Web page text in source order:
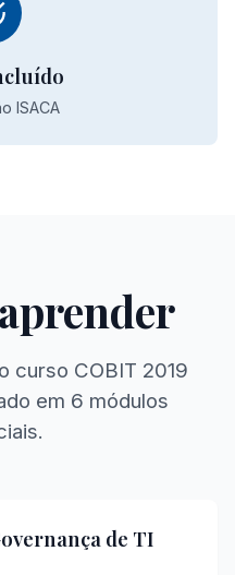
ISACA
curso COBIT 2019
em 6 módulos
de TI